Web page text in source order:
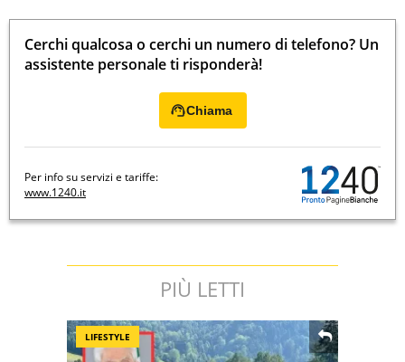
Cerchi qualcosa o cerchi un numero di telefono? Un
assistente personale ti risponderà!
Chiama
Per info su servizi e tariffe:
www.1240.it
PIÙ LETTI
LIFESTYLE